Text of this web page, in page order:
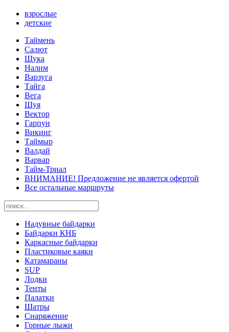
взрослые
детские
Таймень
Салют
Щука
Налим
Варзуга
Тайга
Вега
Шуя
Вектор
Гарпун
Викинг
Таймыр
Валдай
Варвар
Тайм-Триал
ВНИМАНИЕ! Предложение не является офертой
Все остальные маршруты
Надувные байдарки
Байдарки КНБ
Каркасные байдарки
Пластиковые каяки
Катамараны
SUP
Лодки
Тенты
Палатки
Шатры
Снаряжение
Горные лыжи